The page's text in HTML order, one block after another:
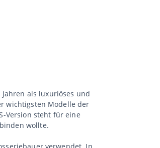
als luxuriöses und
wichtigsten Modelle der
Version steht für eine
wollte.